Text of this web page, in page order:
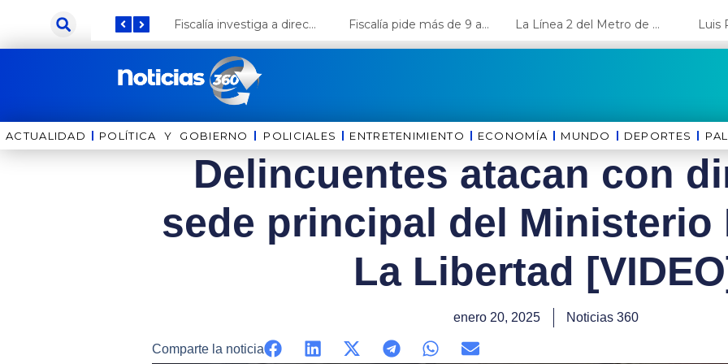
contenido
Fiscalía investiga a director de la Bella Luz por presunto abuso contra cantante Naldy Saldaña Fiscalía pide más de 9 años de cárcel para el diputado de oposición Harvey Colchado La Línea 2 del Metro de Lima y el Ramal 4 alcanzan un avance del 80%
ACTUALIDAD POLÍTICA Y GOBIERNO ⁠⁠POLICIALES ENTRETENIMIENTO ECONOMÍA MUNDO DEPORTES
Delincuentes atacan con
sede principal del Ministerio
La Libertad
enero 20, 2025 Noticias 360
Comparte la noticia